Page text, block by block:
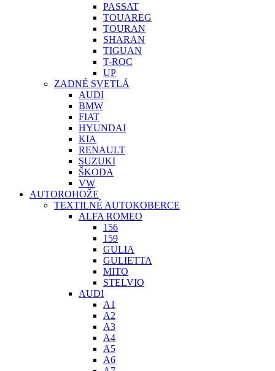
PASSAT
TOUAREG
TOURAN
SHARAN
TIGUAN
T-ROC
UP
ZADNÉ SVETLÁ
AUDI
BMW
FIAT
HYUNDAI
KIA
RENAULT
SUZUKI
ŠKODA
VW
AUTOROHOŽE
TEXTILNÉ AUTOKOBERCE
ALFA ROMEO
156
159
GULIA
GULIETTA
MITO
STELVIO
AUDI
A1
A2
A3
A4
A5
A6